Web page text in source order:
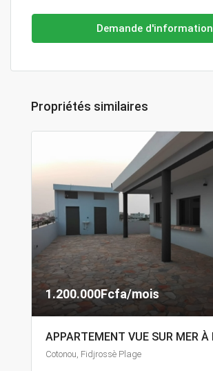
Demande d'information
Propriétés similaires
1.200.000Fcfa/mois
Cotonou, Fidjrossè Plage